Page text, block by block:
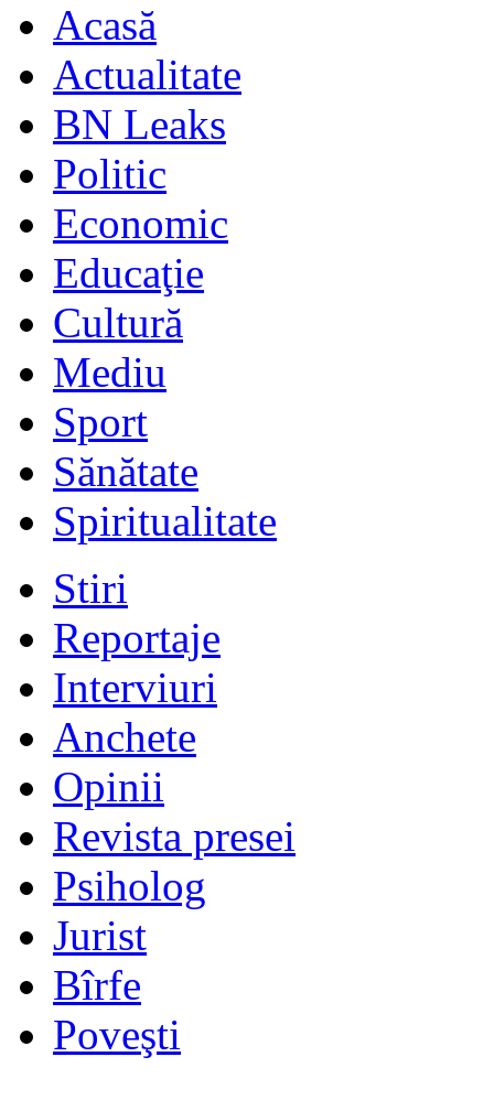
Acasă
Actualitate
BN Leaks
Politic
Economic
Educaţie
Cultură
Mediu
Sport
Sănătate
Spiritualitate
Stiri
Reportaje
Interviuri
Anchete
Opinii
Revista presei
Psiholog
Jurist
Bîrfe
Poveşti